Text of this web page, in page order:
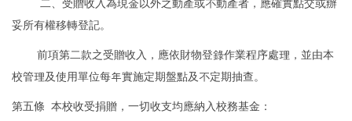
二、受贈收入為現金以外之動產或不動產者，應確實點交或辦
妥所有權移轉登記。
前項第二款之受贈收入，應依財物登錄作業程序處理，並由本
校管理及使用單位每年實施定期盤點及不定期抽查。
第五條 本校收受捐贈，一切收支均應納入校務基金：